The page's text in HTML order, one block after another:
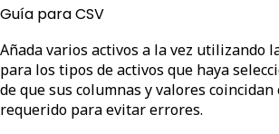
Guía para CSV
Añada varios activos a la vez utilizando
para los tipos de activos que haya
de que sus columnas y valores
requerido para evitar errores.